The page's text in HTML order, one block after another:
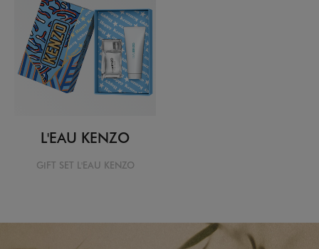
L'EAU KENZO
GIFT SET L'EAU KENZO